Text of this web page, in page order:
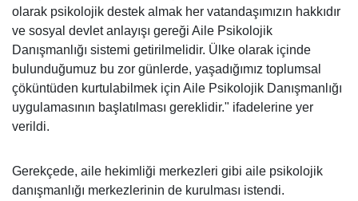
olarak psikolojik destek almak her vatandaşımızın hakkıdır
ve sosyal devlet anlayışı gereği Aile Psikolojik
Danışmanlığı sistemi getirilmelidir. Ülke olarak içinde
bulunduğumuz bu zor günlerde, yaşadığımız toplumsal
çöküntüden kurtulabilmek için Aile Psikolojik Danışmanlığı
uygulamasının başlatılması gereklidir." ifadelerine yer
verildi.
Gerekçede, aile hekimliği merkezleri gibi aile psikolojik
danışmanlığı merkezlerinin de kurulması istendi.